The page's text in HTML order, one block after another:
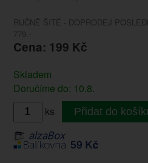
RUČNĚ ŠITÉ - DOPRODEJ
779.-
Cena: 199 Kč
Skladem
Doručíme do: 10.8.
ks
Přidat do